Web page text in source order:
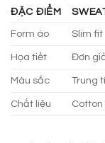
ĐẶC ĐIỂM
Form áo Slim fit
Họa tiết Đơn
Màu sắc Trung
Chất liệu Cotton